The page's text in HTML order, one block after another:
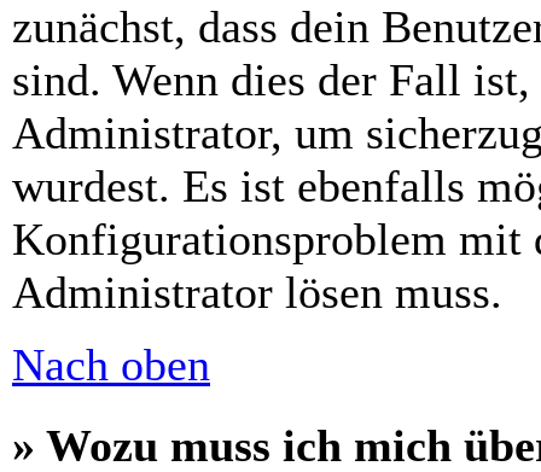
zunächst, dass dein
sind. Wenn dies der Fall
Administrator, um
wurdest. Es ist ebenfalls
Konfigurationsproblem mit
Administrator lösen muss.
Nach oben
» Wozu muss ich mich